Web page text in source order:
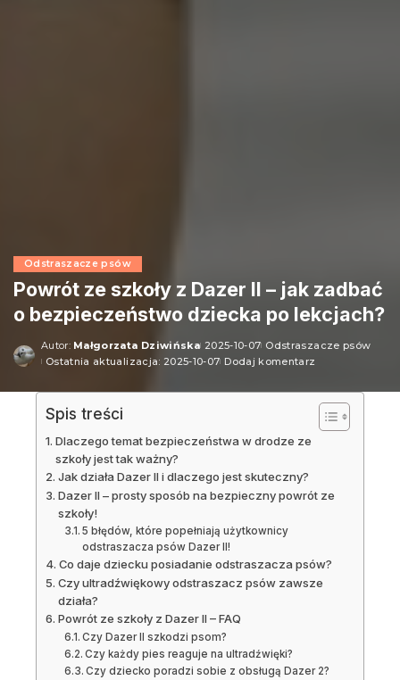
Odstraszacze psów
Powrót ze szkoły z Dazer II – jak zadbać
o bezpieczeństwo dziecka po lekcjach?
Autor: Małgorzata Dziwińska 2025-10-07 Odstraszacze psów
Ostatnia aktualizacja: 2025-10-07 Dodaj komentarz
Spis treści
Dlaczego temat bezpieczeństwa w drodze ze
szkoły jest tak ważny?
Jak działa Dazer II i dlaczego jest skuteczny?
Dazer II – prosty sposób na bezpieczny powrót ze
szkoły!
5 błędów, które popełniają użytkownicy
odstraszacza psów Dazer II!
Co daje dziecku posiadanie odstraszacza psów?
Czy ultradźwiękowy odstraszacz psów zawsze
działa?
Powrót ze szkoły z Dazer II – FAQ
Czy Dazer II szkodzi psom?
Czy każdy pies reaguje na ultradźwięki?
Czy dziecko poradzi sobie z obsługą Dazer 2?